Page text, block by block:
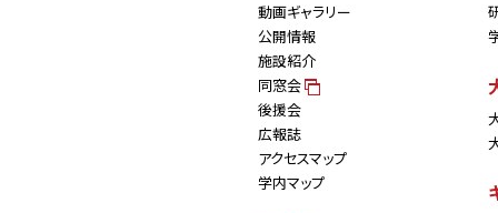
動画ギャラリー
公開情報
施設紹介
同窓会
後援会
広報誌
アクセスマップ
学内マップ